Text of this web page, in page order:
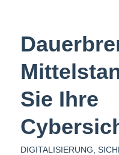
Sie Ihre
DIGITALISIERUNG